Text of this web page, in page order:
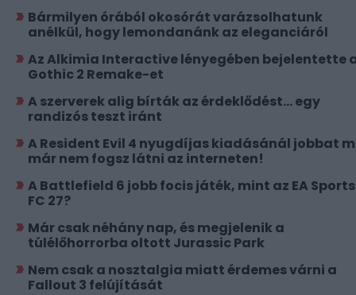
Bármilyen órából okosórát varázsolhatunk
anélkül, hogy lemondanánk az eleganciáról
Az Alkimia Interactive lényegében bejelentette
Gothic 2 Remake-et
A szerverek alig bírták az érdeklődést... egy
randizós teszt iránt
A Resident Evil 4 nyugdíjas kiadásánál jobbat
már nem fogsz látni az interneten!
A Battlefield 6 jobb focis játék, mint az EA Sports
FC 27?
Már csak néhány nap, és megjelenik a
túlélőhorrorba oltott Jurassic Park
Nem csak a nosztalgia miatt érdemes várni a
Fallout 3 felújítását